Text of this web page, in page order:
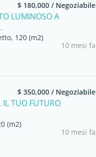
$ 180,000 / Negoziabile
LUMINOSO A
120 (m2)
10 mesi fa
$ 350,000 / Negoziabile
IL TUO FUTURO
(m2)
10 mesi fa